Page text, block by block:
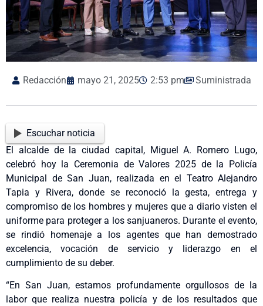
Redacción mayo 21, 2025 2:53 pm Suministrada
Escuchar noticia
El alcalde de la ciudad capital, Miguel A. Romero Lugo,
celebró hoy la Ceremonia de Valores 2025 de la Policía
Municipal de San Juan, realizada en el Teatro Alejandro
Tapia y Rivera, donde se reconoció la gesta, entrega y
compromiso de los hombres y mujeres que a diario visten el
uniforme para proteger a los sanjuaneros. Durante el evento,
se rindió homenaje a los agentes que han demostrado
excelencia, vocación de servicio y liderazgo en el
cumplimiento de su deber.
“En San Juan, estamos profundamente orgullosos de la
labor que realiza nuestra policía y de los resultados que